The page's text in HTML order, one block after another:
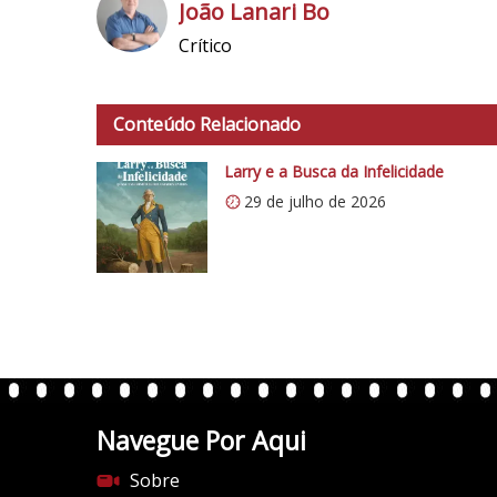
p
:
/
/
i
p
c
m
João Lanari Bo
Crítico
Conteúdo Relacionado
Larry e a Busca da Infelicidade
29 de julho de 2026
Navegue Por Aqui
Sobre